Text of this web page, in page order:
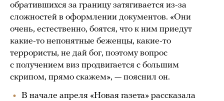
обратившихся за границу затягивается из-за
сложностей в оформлении документов. «Они
очень, естественно, боятся, что к ним приедут
какие-то непонятные беженцы, какие-то
террористы, не дай бог, поэтому вопрос
с получением виз продвигается с большим
скрипом, прямо скажем», — пояснил он.
В начале апреля «Новая газета» рассказала